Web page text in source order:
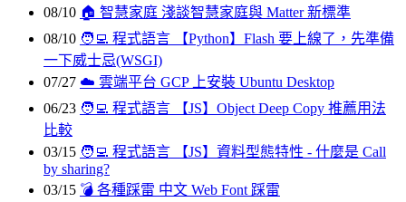
08/10 🏠 智慧家庭 淺談智慧家庭與 Matter 新標準
08/10 🧑‍💻 程式語言
【Python】Flash 要上線了，先準備
一下威士忌(WSGI)
07/27 ☁️ 雲端平台 GCP 上安裝 Ubuntu Desktop
06/23 🧑‍💻 程式語言
【JS】Object Deep Copy 推薦用法
比較
03/15 🧑‍💻 程式語言
【JS】資料型態特性 - 什麼是 Call
by sharing?
03/15 💣 各種踩雷 中文 Web Font 踩雷